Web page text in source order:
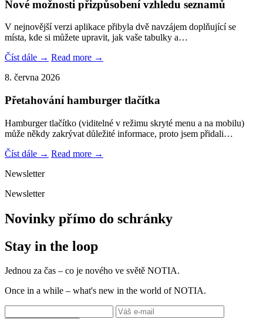
Nové možnosti přizpůsobení vzhledu seznamů
V nejnovější verzi aplikace přibyla dvě navzájem doplňující se
místa, kde si můžete upravit, jak vaše tabulky a…
Číst dále → Read more →
8. června 2026
Přetahování hamburger tlačítka
Hamburger tlačítko (viditelné v režimu skryté menu a na mobilu)
může někdy zakrývat důležité informace, proto jsem přidali…
Číst dále → Read more →
Newsletter
Newsletter
Novinky přímo do schránky
Stay in the loop
Jednou za čas – co je nového ve světě NOTIA.
Once in a while – what's new in the world of NOTIA.